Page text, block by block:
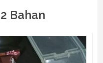
Bahan